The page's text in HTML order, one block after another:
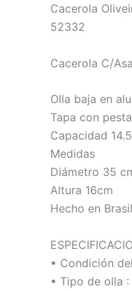
Cacerola
52332
Cacerola C/
Olla baja en
Tapa con
Capacidad
Medidas
Diámetro 35
Altura 16cm
Hecho en Brasil
• Condición
• Tipo de olla